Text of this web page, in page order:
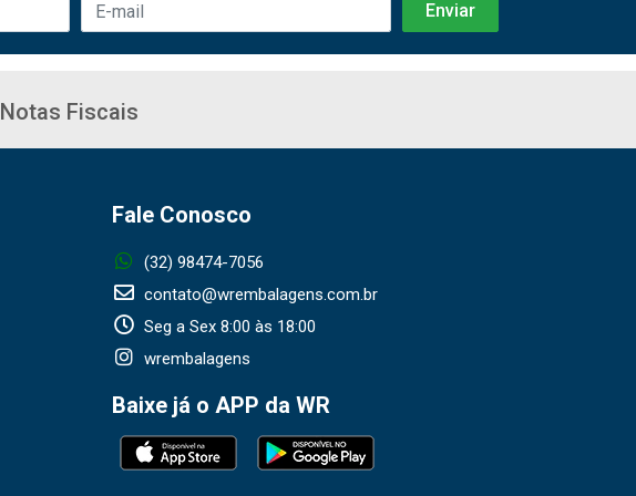
Notas Fiscais
Fale Conosco
(32) 98474-7056
contato@wrembalagens.com.br
Seg a Sex 8:00 às 18:00
wrembalagens
Baixe já o APP da WR